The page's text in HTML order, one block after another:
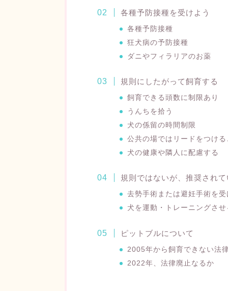
各種予防接種を受けよう
各種予防接種
狂犬病の予防接種
ダニやフィラリアのお薬
規則にしたがって飼育する
飼育できる頭数に制限あり
うんちを拾う
犬の係留の時間制限
公共の場ではリードをつけ
犬の健康や隣人に配慮する
規則ではないが、推奨され
去勢手術または避妊手術を
犬を運動・トレーニングさ
ピットブルについて
2005年から飼育できない法
2022年、法律廃止なるか